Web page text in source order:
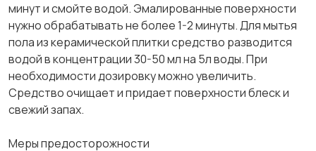
минут и смойте водой. Эмалированные поверхности
нужно обрабатывать не более 1-2 минуты. Для мытья
пола из керамической плитки средство разводится
водой в концентрации 30-50 мл на 5л воды. При
необходимости дозировку можно увеличить.
Средство очищает и придает поверхности блеск и
свежий запах.
Меры предосторожности